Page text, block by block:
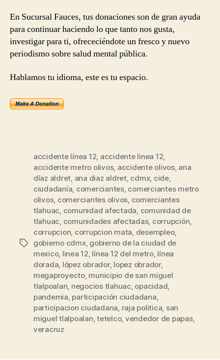
En Sucursal Fauces, tus donaciones son de gran ayuda
para continuar haciendo lo que tanto nos gusta,
investigar para ti, ofrececiéndote un fresco y nuevo
periodismo sobre salud mental pública.
Hablamos tu idioma, este es tu espacio.
Etiquetas
accidente línea 12 accidente linea 12
accidente metro olivos, accidente olivos, ana
díaz aldret ana diaz aldret, cdmx, cide,
ciudadanía comerciantes, comerciantes metro
olivos, comerciantes olivos comerciantes
tlahuac comunidad afectada comunidad de
tlahuac comunidades afectadas, corrupción
corrupcion corrupcion mata desempleo,
gobierno cdmx, gobierno de la ciudad de
mexico, linea 12 línea 12 del metro, línea
dorada lópez obrador, lopez obrador,
megaproyecto, municipio de san miguel
tlalpoalan negocios tlahuac opacidad
pandemia participación ciudadana
participacion ciudadana raja politica san
miguel tlalpoalan ,tetelco, vendedor de papas,
veracruz